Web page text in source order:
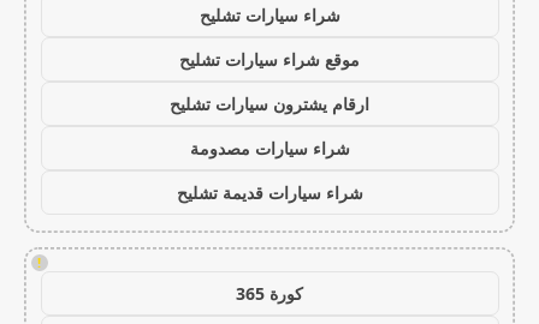
شراء سيارات تشليح
موقع شراء سيارات تشليح
ارقام يشترون سيارات تشليح
شراء سيارات مصدومة
شراء سيارات قديمة تشليح
!
كورة 365